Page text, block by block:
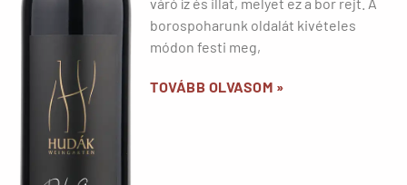
váró íz és illat, melyet ez a bor rejt. A
borospoharunk oldalát kivételes
módon festi meg,
TOVÁBB OLVASOM »